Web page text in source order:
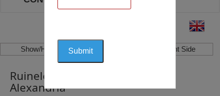
Show/Hide Left Side Show/Hide Right Side
Ruinele Cetății Romane Turris,
Alexandria